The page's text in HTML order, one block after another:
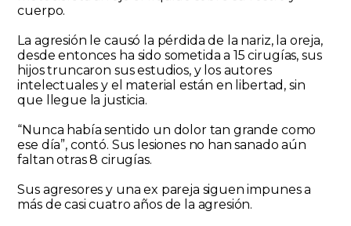
cuerpo.
La agresión le causó la pérdida de la nariz, la oreja,
desde entonces ha sido sometida a 15 cirugías, sus
hijos truncaron sus estudios, y los autores
intelectuales y el material están en libertad, sin
que llegue la justicia.
“Nunca había sentido un dolor tan grande como
ese día”, contó. Sus lesiones no han sanado aún
faltan otras 8 cirugías.
Sus agresores y una ex pareja siguen impunes a
más de casi cuatro años de la agresión.